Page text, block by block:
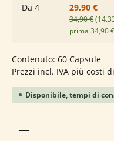
Da 4 29,90 €
34,90 €
prima 34,90 €
Contenuto: 60 Capsule
Prezzi incl. IVA più costi
Disponibile, tempi di
Quantità del